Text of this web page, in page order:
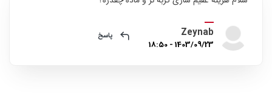
Zeynab
1403/09/23 - 18:50
پاسخ